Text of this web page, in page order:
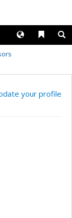
Liens
Langues
your profile